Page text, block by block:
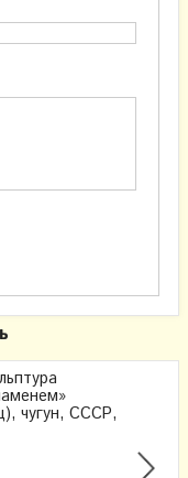
чугун, СССР,